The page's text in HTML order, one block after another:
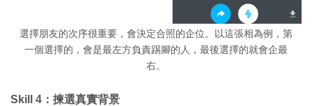
選擇朋友的次序很重要，會決定合照的企位。以這張相為例，第
一個選擇的，會是最左方負責踢腳的人，最後選擇的就會企最
右。
Skill 4：揀選真實背景